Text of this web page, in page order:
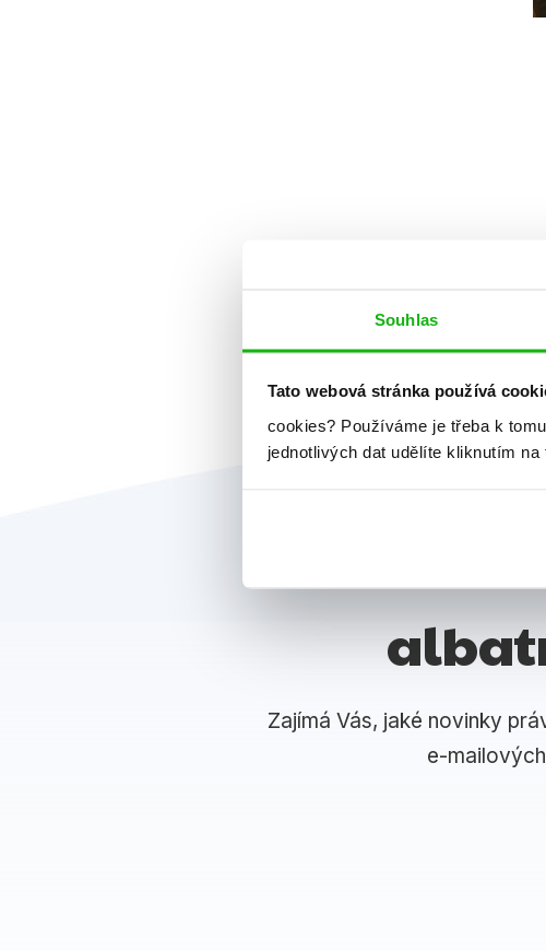
Souhlas
Tato webová stránka používá
cookies? Používáme je třeba k
jednotlivých dat udělíte kliknutím na
Zajímá Vás, jaké novinky
e-